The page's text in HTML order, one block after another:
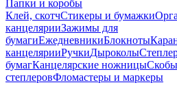
Папки и коробы
Клей, скотчСтикеры и бумажки
канцелярииЗажимы для
бумагиЕжедневникиБлокноты
канцелярииРучкиДыроколы
бумагКанцелярские ножницы
степлеровФломастеры и маркеры